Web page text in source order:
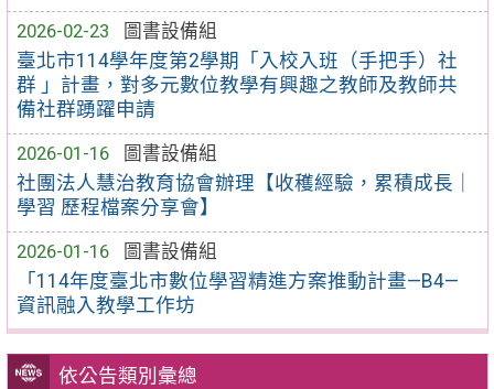
2026-02-23
圖書設備組
臺北市114學年度第2學期「入校入班（手把手）社
群 」計畫，對多元數位教學有興趣之教師及教師共
備社群踴躍申請
2026-01-16
圖書設備組
社團法人慧治教育協會辦理【收穫經驗，累積成長｜
學習 歷程檔案分享會】
2026-01-16
圖書設備組
「114年度臺北市數位學習精進方案推動計畫—B4—
資訊融入教學工作坊
依公告類別彙總